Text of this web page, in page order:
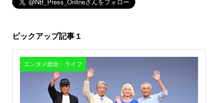
ピックアップ記事１
エンタメ総合・ライフ